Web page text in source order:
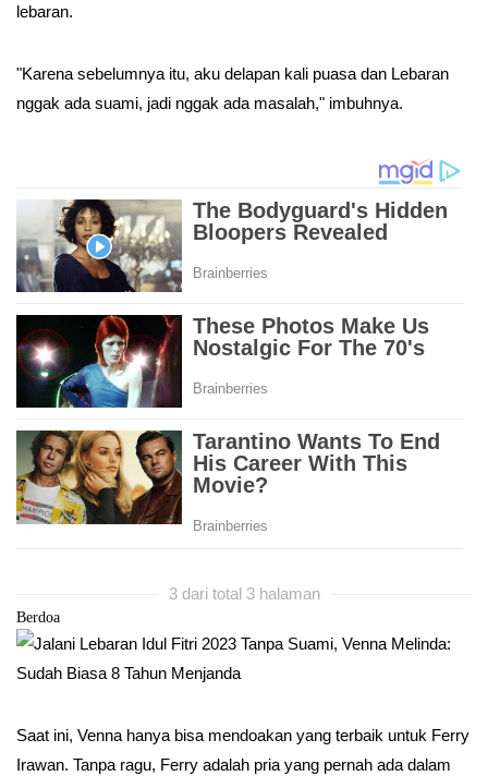
lebaran.
"Karena sebelumnya itu, aku delapan kali puasa dan Lebaran
nggak ada suami, jadi nggak ada masalah," imbuhnya.
3 dari total 3 halaman
Berdoa
Saat ini, Venna hanya bisa mendoakan yang terbaik untuk Ferry
Irawan. Tanpa ragu, Ferry adalah pria yang pernah ada dalam